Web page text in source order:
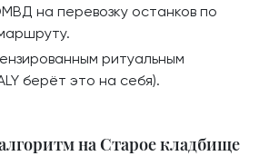
на перевозку останков по
ритуальным
берёт это на себя).
на Старое кладбище